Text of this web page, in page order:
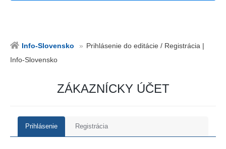
Info-Slovensko
Prihlásenie do editácie / Registrácia |
Info-Slovensko
ZÁKAZNÍCKY ÚČET
Prihlásenie Registrácia